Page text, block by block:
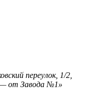
переулок, 1/2,
— от Завода №1»